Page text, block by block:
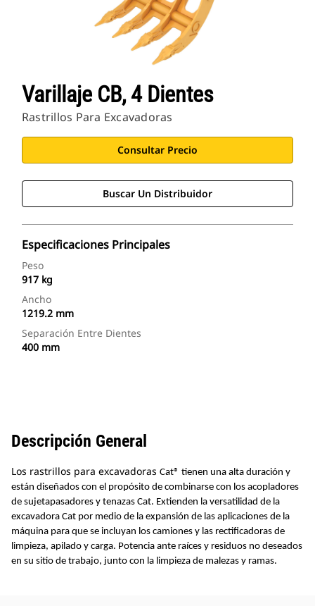
Varillaje CB, 4 Dientes
Rastrillos Para Excavadoras
Consultar Precio
Buscar Un Distribuidor
Especificaciones Principales
Peso
917 kg
Ancho
1219.2 mm
Separación Entre Dientes
400 mm
Descripción General
Los rastrillos para excavadoras Cat® tienen una alta duración y
están diseñados con el propósito de combinarse con los acopladores
de sujetapasadores y tenazas Cat. Extienden la versatilidad de la
excavadora Cat por medio de la expansión de las aplicaciones de la
máquina para que se incluyan los camiones y las rectificadoras de
limpieza, apilado y carga. Potencia ante raíces y residuos no deseados
en su sitio de trabajo, junto con la limpieza de malezas y ramas.